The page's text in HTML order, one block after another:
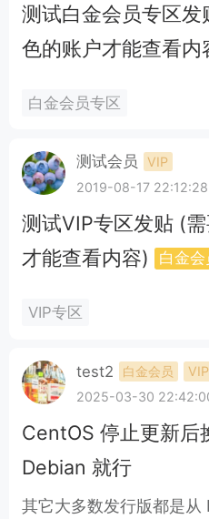
测试白金会员专区
色的账户才能查看内
白金会员专区
测试会员
VIP
2019-08-17 22:12:28
测试VIP专区发贴 (
才能查看内容)
白金会
VIP专区
test2 白金会员
VIP
2025-03-30
CentOS 停止更新后
Debian 就行
其它大多数发行版都是